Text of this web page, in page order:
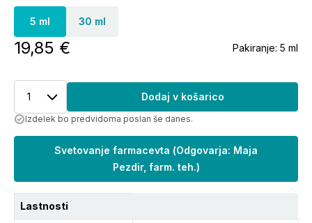
5 ml 30 ml
19,85 € Pakiranje: 5 ml
1 Dodaj v košarico
Izdelek bo predvidoma poslan še danes.
Svetovanje farmacevta (Odgovarja: Maja
Pezdir, farm. teh.)
Lastnosti